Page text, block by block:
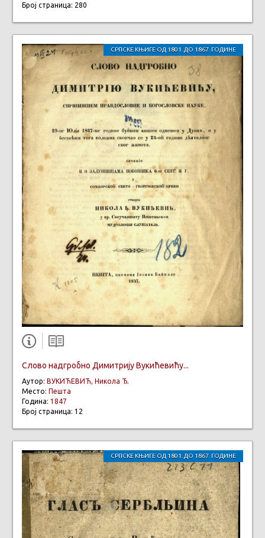
Број страница: 280
СРПСКЕ КЊИГЕ ОД 1801. ДО 1867. ГОДИНЕ
Слово надгробно Димитрију Вукићевићу...
Аутор: ВУКИЋЕВИЋ, Никола Ђ.
Место: Пешта
Година: 1847
Број страница: 12
СРПСКЕ КЊИГЕ ОД 1801. ДО 1867. ГОДИНЕ